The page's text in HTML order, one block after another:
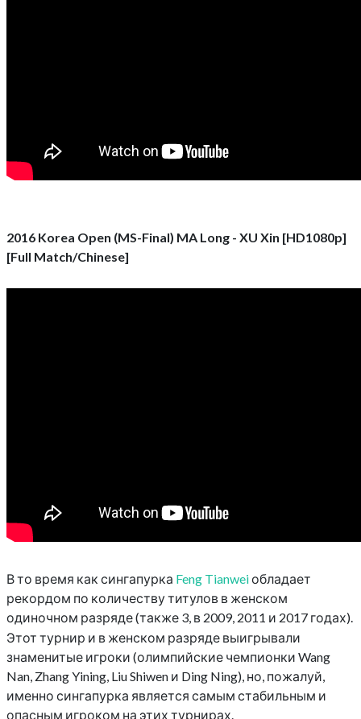
2016 Korea Open (MS-Final) MA Long - XU Xin [HD1080p]
[Full Match/Chinese]
В то время как сингапурка Feng Tianweiобладает
рекордом по количеству титулов в женском
одиночном разряде (также 3, в 2009, 2011 и 2017 годах).
Этот турнир и в женском разряде выигрывали
знаменитые игроки (олимпийские чемпионки Wang
Nan, Zhang Yining, Liu Shiwen и Ding Ning), но, пожалуй,
именно сингапурка является самым стабильным и
опасным игроком на этих турнирах.